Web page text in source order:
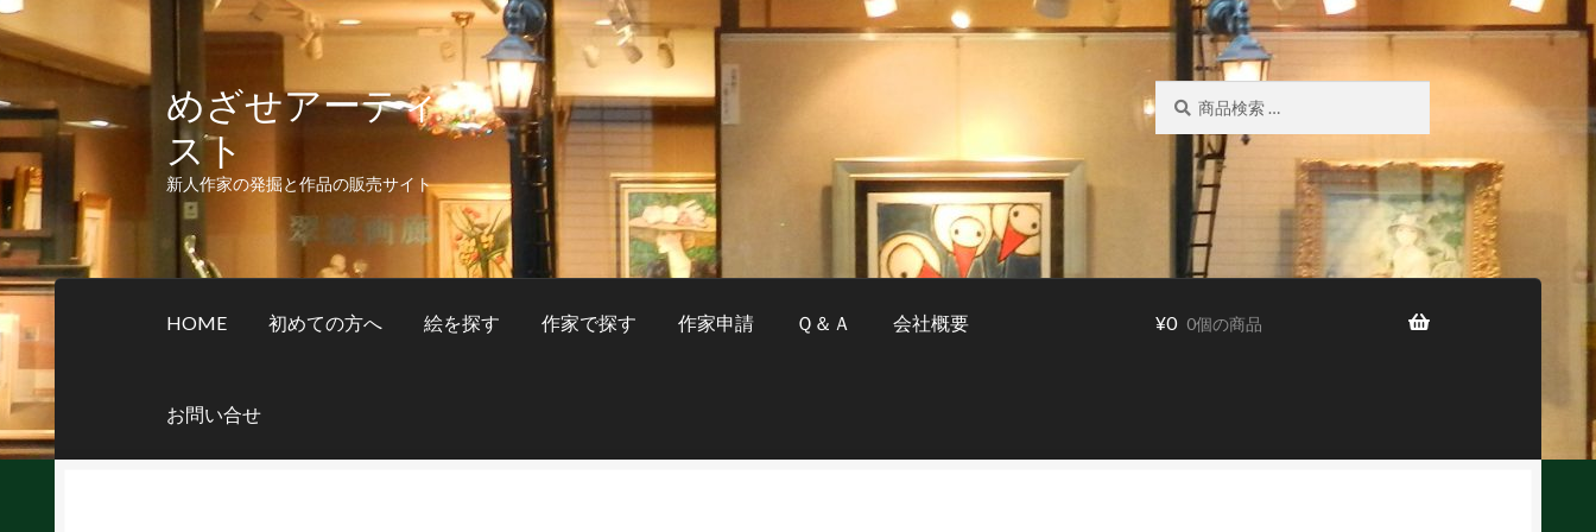
ナ
ビ
ゲ
ー
ョ
ス
プ
コ
ン
テ
ン
へ
ッ
めざせアーティ
スト
新人作家の発掘と作品の販売サイト
索
索
HOME 初めての方へ 絵を探す 作家で探す 作家申請 Ｑ＆Ａ 会社概要
お問い合せ
¥0 0個の商品